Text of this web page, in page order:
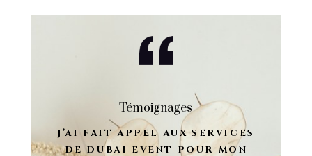
Témoignages
J’AI FAIT APPEL AUX SERVICES
DE DUBAI EVENT POUR MON